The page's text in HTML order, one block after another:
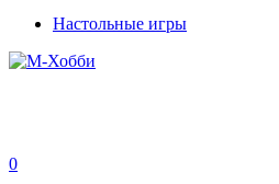
Настольные игры
0